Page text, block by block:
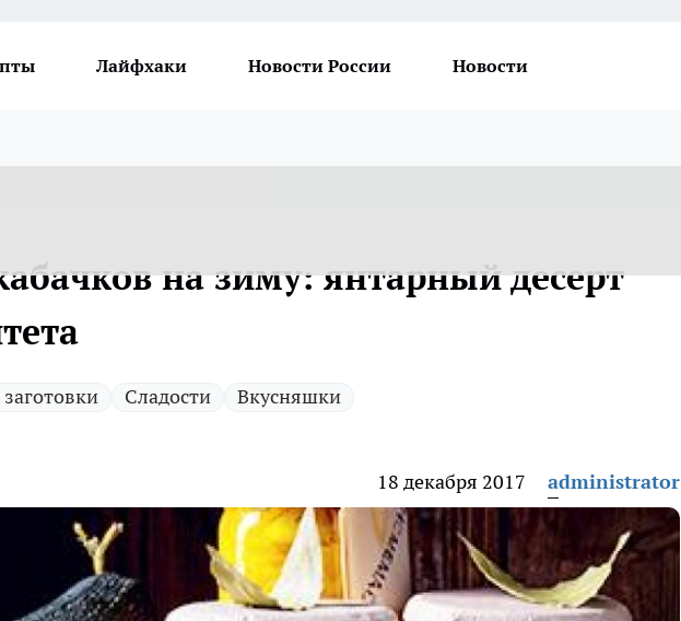
Лайфхаки Новости России Новости
на зиму: янтарный десерт
Сладости Вкусняшки
18 декабря 2017 administrator